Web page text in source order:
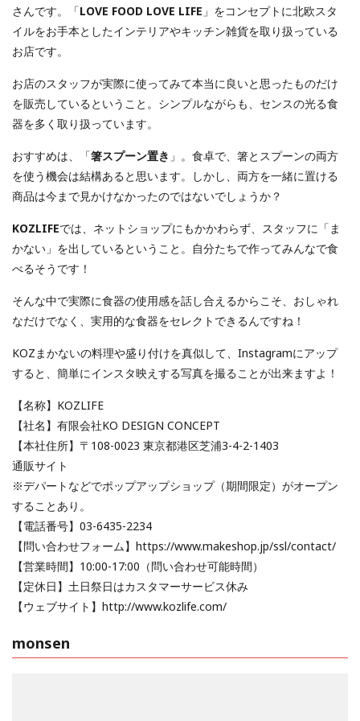
さんです。「LOVE FOOD LOVE LIFE 」をコンセプトに北欧スタ
イルをお手本としたインテリアやキッチン雑貨を取り扱っている
お店です。
お店のスタッフが実際に使ってみて本当に良いと思ったものだけ
を販売しているということ。シンプルながらも、センスの光る食
器を多く取り扱っています。
おすすめは、「箸スプーン置き 」。食卓で、箸とスプーンの両方
を使う機会は結構あると思います。しかし、両方を一緒に置ける
商品は今まで見かけなかったのではないでしょうか？
KOZLIFEでは、ネットショップにもかかわらず、スタッフに「ま
かない」を出しているということ。自分たちで作ってみんなで食
べるそうです！
そんな中で実際に食器の使用感を話し合えるからこそ、おしゃれ
なだけでなく、実用的な食器をセレクトできるんですね！
KOZまかないの料理や盛り付けを真似して、Instagramにアップ
すると、簡単にインスタ映えする写真を撮ることが出来ますよ！
【名称】KOZLIFE
【社名】有限会社KO DESIGN CONCEPT
【本社住所】〒108-0023 東京都港区芝浦3-4-2-1403
通販サイト
※デパートなどでポップアップショップ（期間限定）がオープン
することあり。
【電話番号】03-6435-2234
【問い合わせフォーム】https://www.makeshop.jp/ssl/contact/
【営業時間】10:00-17:00（問い合わせ可能時間）
【定休日】土日祭日はカスタマーサービス休み
【ウェブサイト】http://www.kozlife.com/
monsen